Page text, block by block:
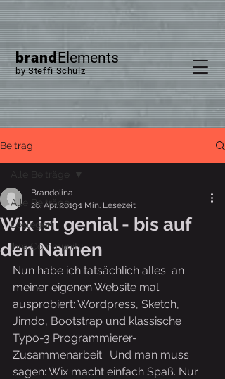
brandElements
by Steffi Schulz
Beitrag
Alle Beiträge
Loslegen
Ihre Community
Alle Beiträge
Wix ist genial - bis auf
den Namen
Brandolina
26. Apr. 20191 Min. Lesezeit
Nun habe ich tatsächlich alles  an
meiner eigenen Website mal
ausprobiert: Wordpress, Sketch,
Jimdo, Bootstrap und klassische
Typo-3 Programmierer-
Zusammenarbeit.  Und man muss
sagen: Wix macht einfach Spaß. Nur